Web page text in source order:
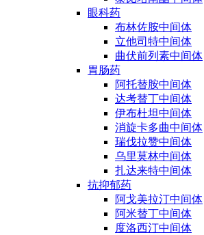
眼科药
布林佐胺中间体
立他司特中间体
曲伏前列素中间体
胃肠药
阿托替胺中间体
达考替丁中间体
伊布杜坦中间体
消旋卡多曲中间体
瑞伐拉赞中间体
乌里莫林中间体
扎达来特中间体
抗抑郁药
阿戈美拉汀中间体
阿米替丁中间体
度洛西汀中间体